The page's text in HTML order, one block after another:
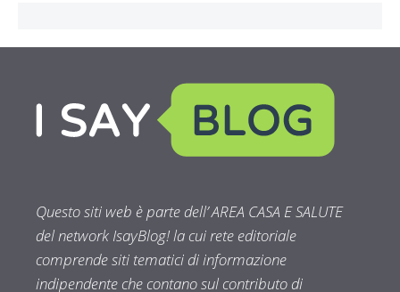
Questo siti web è parte dell’ AREA CASA E SALUTE
del network IsayBlog! la cui rete editoriale
comprende siti tematici di informazione
indipendente che contano sul contributo di